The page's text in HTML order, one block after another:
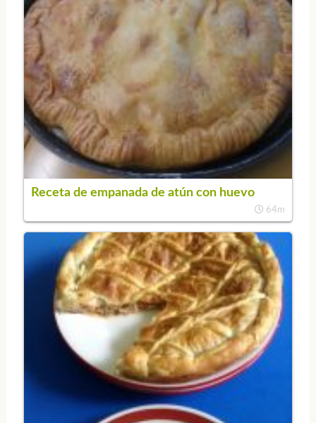
Receta de empanada de atún con huevo
64m